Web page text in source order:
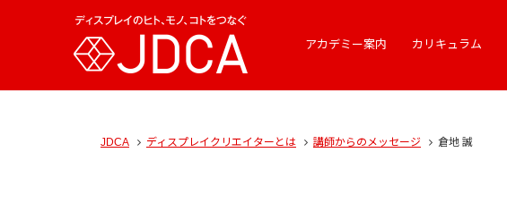
アカデミー案内 カリキュラム
JDCA ディスプレイクリエイターとは 講師からのメッセージ 倉地 誠